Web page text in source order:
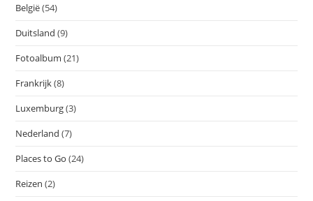
België(54)
Duitsland (9)
Fotoalbum (21)
Frankrijk(8)
Luxemburg(3)
Nederland (7)
Places to Go (24)
Reizen (2)